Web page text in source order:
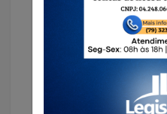
Solicitar
Encontramos o